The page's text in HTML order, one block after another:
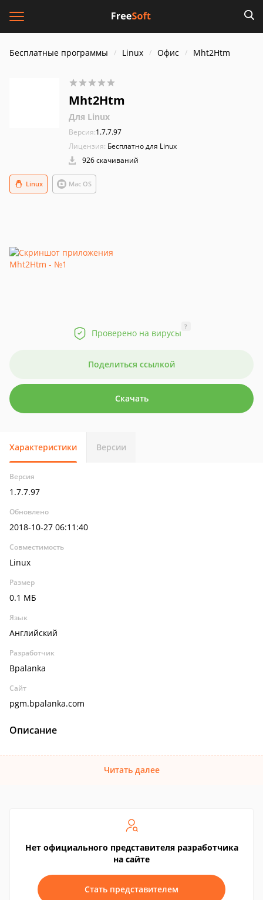
Бесплатные программы Linux Офис Mht2Htm
Mht2Htm
Для Linux
Версия:1.7.7.97
Лицензия: Бесплатно для Linux
926 скачиваний
Linux Mac OS
Проверено на вирусы
?
Поделиться ссылкой
Скачать
Характеристики Версии
Версия
1.7.7.97
Обновлено
2018-10-27 06:11:40
Совместимость
Linux
Размер
0.1 МБ
Язык
Английский
Разработчик
Bpalanka
Сайт
pgm.bpalanka.com
Описание
Читать далее
Нет официального представителя разработчика
на сайте
Стать представителем